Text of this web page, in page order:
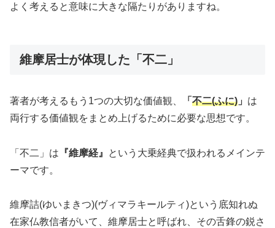
よく考えると意味に大きな隔たりがありますね。
維摩居士が体現した「不二」
著者が考えるもう1つの大切な価値観、 「 不二(ふに) 」 は
両行する価値観をまとめ上げるために必要な思想です。
「不二」は 『維摩経』
という大乗経典で扱われるメインテ
ーマです。
維摩詰(ゆいまきつ)(ヴィマラキールティ)という底知れぬ
在家仏教信者がいて、維摩居士と呼ばれ、その舌鋒の鋭さ